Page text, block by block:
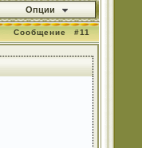
Опции
Сообщение #11